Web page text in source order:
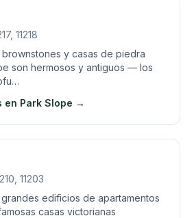
11218
y casas de piedra
son hermosos y antiguos — los
en Park Slope →
11203
edificios de apartamentos
casas victorianas